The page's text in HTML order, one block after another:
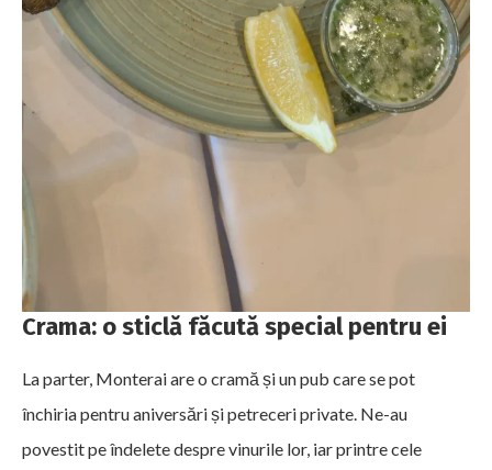
Crama: o sticlă făcută special pentru ei
La parter, Monterai are o cramă și un pub care se pot
închiria pentru aniversări și petreceri private. Ne-au
povestit pe îndelete despre vinurile lor, iar printre cele